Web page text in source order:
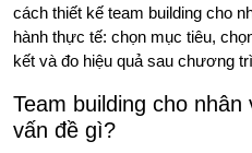
cách thiết kế team building cho
hành thực tế: chọn mục tiêu,
kết và đo hiệu quả sau chương
Team building cho
vấn đề gì?